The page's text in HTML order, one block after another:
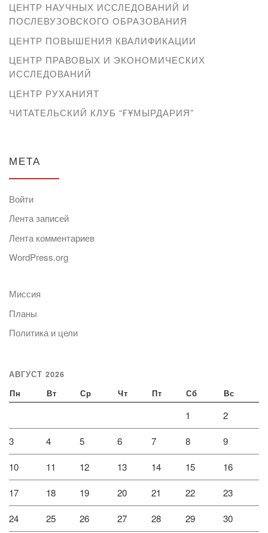
ЦЕНТР НАУЧНЫХ ИССЛЕДОВАНИЙ И
ПОСЛЕВУЗОВСКОГО ОБРАЗОВАНИЯ
ЦЕНТР ПОВЫШЕНИЯ КВАЛИФИКАЦИИ
ЦЕНТР ПРАВОВЫХ И ЭКОНОМИЧЕСКИХ
ИССЛЕДОВАНИЙ
ЦЕНТР РУХАНИЯТ
ЧИТАТЕЛЬСКИЙ КЛУБ “ҒҰМЫРДАРИЯ”
МЕТА
Войти
Лента записей
Лента комментариев
WordPress.org
Миссия
Планы
Политика и цели
АВГУСТ 2026
Пн Вт Ср Чт Пт Сб Вс
1 2
3 4 5 6 7 8 9
10 11 12 13 14 15 16
17 18 19 20 21 22 23
24 25 26 27 28 29 30